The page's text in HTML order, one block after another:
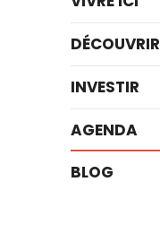
DÉCOUVRIR
INVESTIR
AGENDA
BLOG